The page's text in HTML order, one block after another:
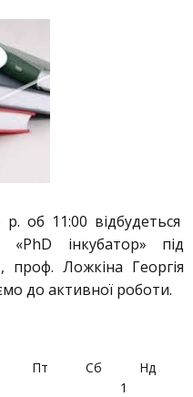
об 11:00 відбудеться
«PhD інкубатор» під
проф. Ложкіна Георгія
до активної роботи.
Пт Сб Нд
1